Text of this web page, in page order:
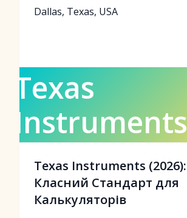
Dallas, Texas, USA
Texas
Instruments
Texas Instruments (2026):
Класний Стандарт для
Калькуляторів